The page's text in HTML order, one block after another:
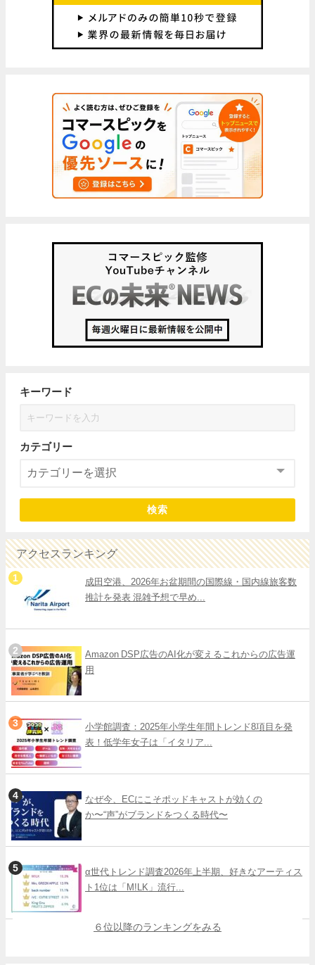
キーワード
カテゴリー
検索
アクセスランキング
成田空港、2026年お盆期間の国際線・国内線旅客数
推計を発表 混雑予想で早め...
Amazon DSP広告のAI化が変えるこれからの広告運
用
小学館調査：2025年小学生年間トレンド8項目を発
表！低学年女子は「イタリア...
なぜ今、ECにこそポッドキャストが効くの
か〜“声”がブランドをつくる時代〜
α世代トレンド調査2026年上半期、好きなアーティス
ト1位は「M!LK」流行...
６位以降のランキングをみる